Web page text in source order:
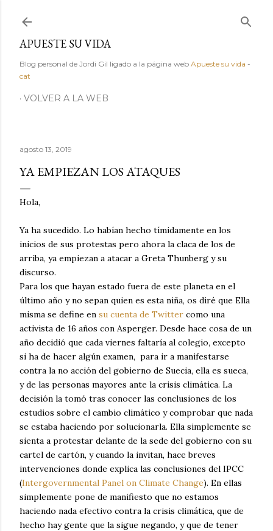
APUESTE SU VIDA
Blog personal de Jordi Gil ligado a la página web Apueste su vida -
cat
VOLVER A LA WEB
agosto 13, 2019
YA EMPIEZAN LOS ATAQUES
Hola,
Ya ha sucedido. Lo habían hecho tímidamente en los
inicios de sus protestas pero ahora la claca de los de
arriba, ya empiezan a atacar a Greta Thunberg y su
discurso.
Para los que hayan estado fuera de este planeta en el
último año y no sepan quien es esta niña, os diré que Ella
misma se define en su cuenta de Twitter como una
activista de 16 años con Asperger. Desde hace cosa de un
año decidió que cada viernes faltaría al colegio, excepto
si ha de hacer algún examen, para ir a manifestarse
contra la no acción del gobierno de Suecia, ella es sueca,
y de las personas mayores ante la crisis climática. La
decisión la tomó tras conocer las conclusiones de los
estudios sobre el cambio climático y comprobar que nada
se estaba haciendo por solucionarla. Ella simplemente se
sienta a protestar delante de la sede del gobierno con su
cartel de cartón, y cuando la invitan, hace breves
intervenciones donde explica las conclusiones del IPCC
(Intergovernmental Panel on Climate Change). En ellas
simplemente pone de manifiesto que no estamos
haciendo nada efectivo contra la crisis climática, que de
hecho hay gente que la sigue negando, y que de tener